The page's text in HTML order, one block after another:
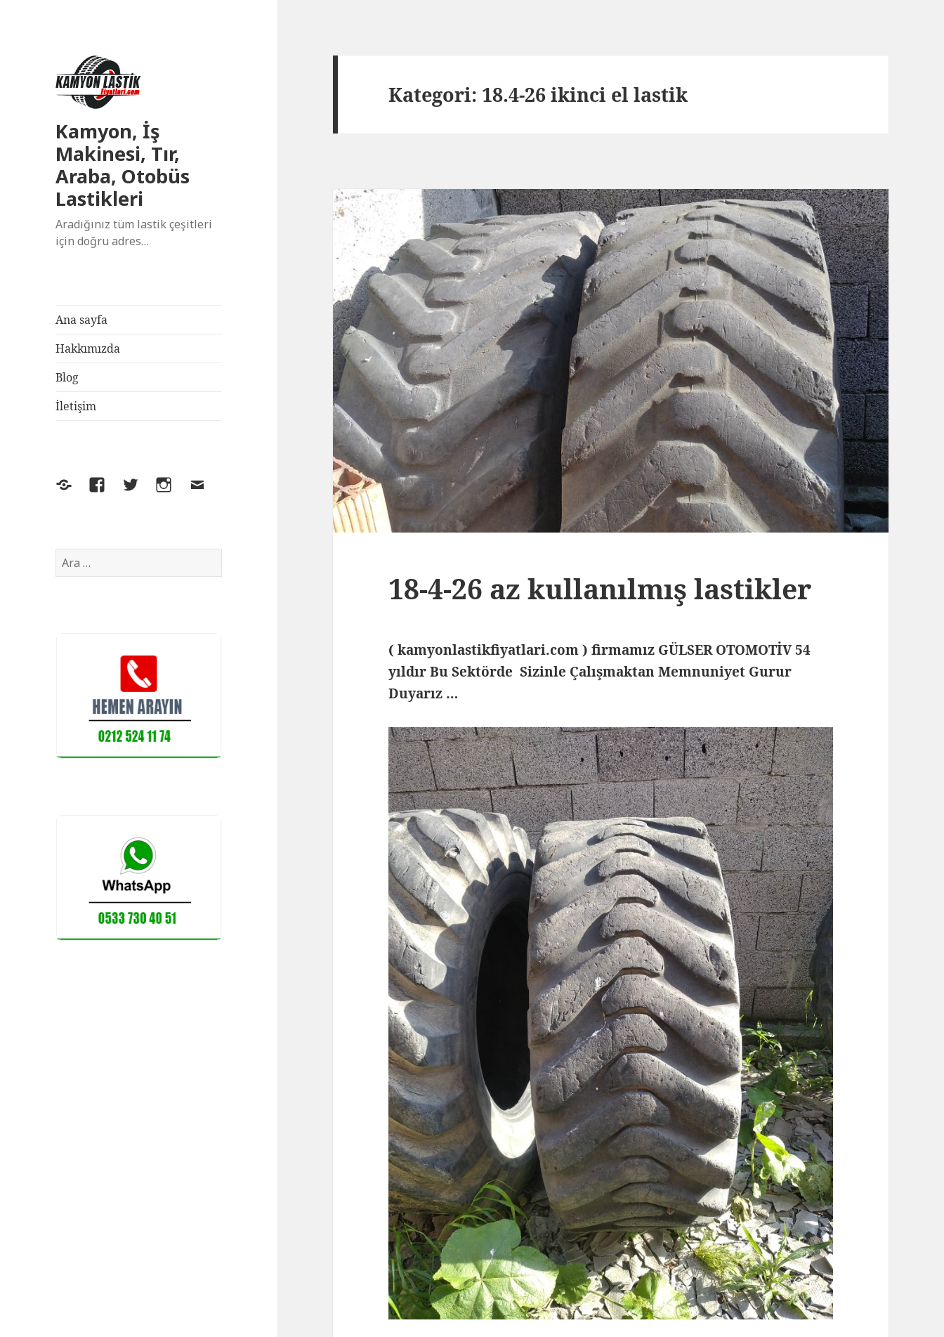
Kamyon, İş
Makinesi, Tır,
Araba, Otobüs
Lastikleri
Aradığınız tüm lastik çeşitleri
için doğru adres…
Ana sayfa
Hakkımızda
Blog
İletişim
Yelp FacebookTwitterInstagram
E-
Arama:
Kategori: 18.4-26 ikinci el lastik
18-4-26 az kullanılmış lastikler
( kamyonlastikfiyatlari.com ) firmamız GÜLSER OTOMOTİV 54
yıldır Bu Sektörde Sizinle Çalışmaktan Memnuniyet Gurur
Duyarız …